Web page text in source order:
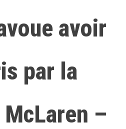
avoir
par la
–